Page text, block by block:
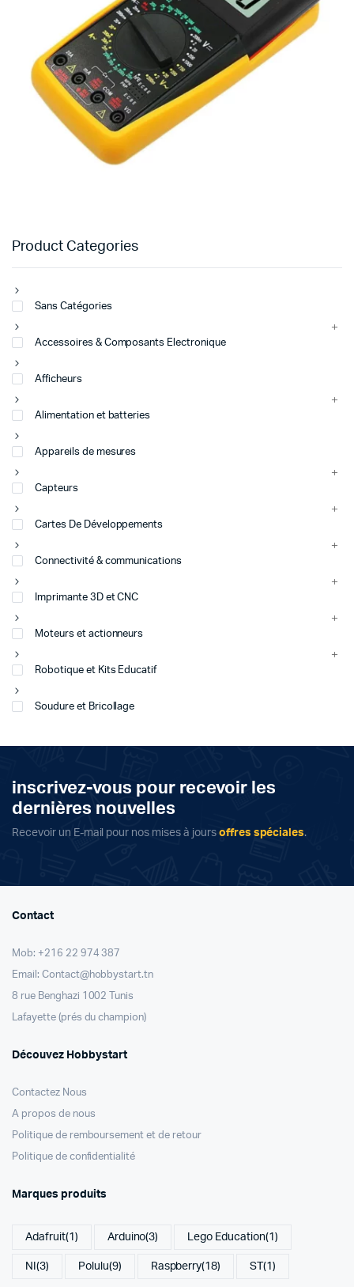
Product Categories
Sans Catégories
Accessoires & Composants Electronique
Afficheurs
Alimentation et batteries
Appareils de mesures
Capteurs
Cartes De Développements
Connectivité & communications
Imprimante 3D et CNC
Moteurs et actionneurs
Robotique et Kits Educatif
Soudure et Bricollage
inscrivez-vous pour recevoir les
dernières nouvelles
Recevoir un E-mail pour nos mises à jours offres spéciales.
Contact
Mob: +216 22 974 387
Email: Contact@hobbystart.tn
8 rue Benghazi 1002 Tunis
Lafayette (prés du champion)
Découvez Hobbystart
Contactez Nous
A propos de nous
Politique de remboursement et de retour
Politique de confidentialité
Marques produits
Adafruit(1) Arduino(3) Lego Education(1)
NI (3) Polulu(9) Raspberry(18) ST(1)